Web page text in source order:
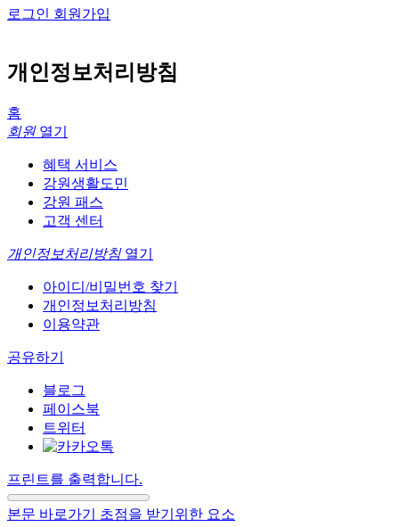
로그인 회원가입
개인정보처리방침
홈
회원 열기
혜택 서비스
강원생활도민
강원 패스
고객 센터
개인정보처리방침 열기
아이디/비밀번호 찾기
개인정보처리방침
이용약관
공유하기
블로그
페이스북
트위터
프린트를 출력합니다.
본문 바로가기 초점을 받기위한 요소